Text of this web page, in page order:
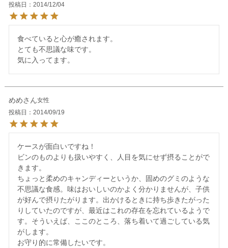
投稿日
2014/12/04
食べていると心が癒されます。
とても不思議な味です。
めめ
女性
投稿日
2014/09/19
ケースが面白いですね！
ビンのものよりも扱いやすく、人目を気にせず摂ることがで
きます。
ちょっと柔めのキャンディーというか、固めのグミのような
不思議な食感。味はおいしいのかよく分かりませんが、子供
が好んで摂りたがります。出かけるときに持ち歩きたがった
りしていたのですが、最近はこれの存在を忘れているようで
す。そういえば、ここのところ、落ち着いて過ごしている気
がします。
お守り的に常備したいです。